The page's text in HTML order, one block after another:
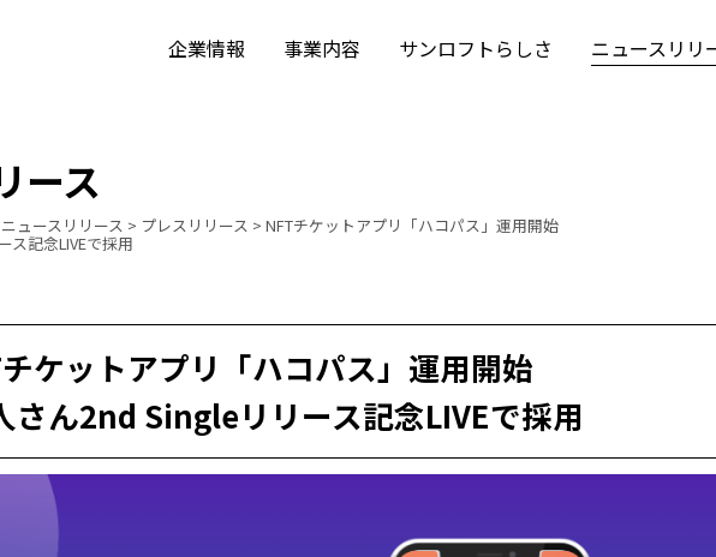
企業情報 事業内容 サンロフトらしさ ニュースリリ
ース
ニュースリリース > プレスリリース > NFTチケットアプリ「ハコパス」運用開始
ス記念LIVEで採用
ケットアプリ「ハコパス」運用開始
さん2nd Singleリリース記念LIVEで採用